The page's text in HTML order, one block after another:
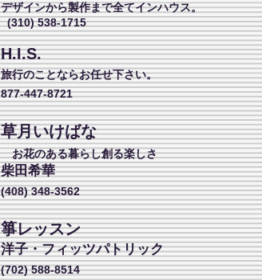
デザインから製作まで全てインハウス。
(310) 538-1715
H.I.S.
旅行のことならお任せ下さい。
877-447-8721
草月いけばな
お花のある暮らし創る楽しさ
柴田希華
(408) 348-3562
箏レッスン
洋子・フィッツパトリック
(702) 588-8514